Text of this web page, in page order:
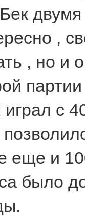
,
, но и
с
еще и
было